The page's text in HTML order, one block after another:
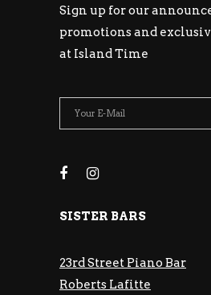
Sign up for our
promotions and
at Island Time
SISTER BARS
23rd Street Piano Bar
Roberts Lafitte